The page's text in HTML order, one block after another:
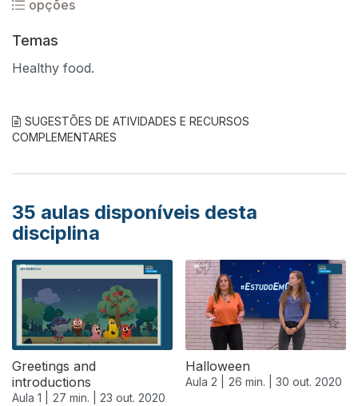
opções
Temas
Healthy food.
SUGESTÕES DE ATIVIDADES E RECURSOS
COMPLEMENTARES
35 aulas disponíveis desta
disciplina
Greetings and
introductions
Aula 1 | 27 min. | 23 out. 2020
Halloween
Aula 2 | 26 min. | 30 out. 2020